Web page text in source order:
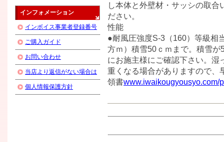
インフォメーション
インボイス事業者登録番号
ご購入ガイド
お問い合わせ
当店より返信がない場合は
個人情報保護方針
し本体と外壁材・サッシの取
ださい。
性能
●耐風圧強度S-3（160）等級相
方ｍ）積雪50ｃｍまで。積雪
にお施主様にご確認下さい。湿
重くなる場合がありますので、
領書www.iwaikougyousyo.com/